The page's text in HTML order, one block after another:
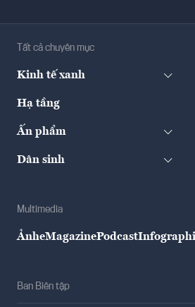
Tất cả chuyên mục
Kinh tế xanh
Hạ tầng
Ấn phẩm
Dân sinh
Multimedia
ẢnheMagazinePodcast
Ban Biên tập